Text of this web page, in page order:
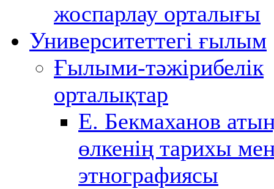
жоспарлау орталығы
Университеттегі ғылым
Ғылыми-тәжірибелік
орталықтар
Е. Бекмаханов
өлкенің тарихы
этнографиясы